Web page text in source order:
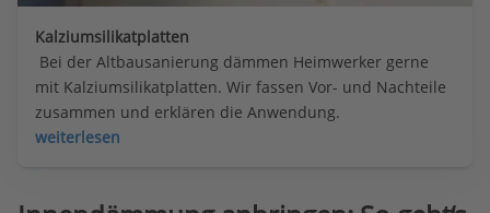
Kalziumsilikatplatten
Bei der Altbausanierung dämmen Heimwerker gerne
mit Kalziumsilikatplatten. Wir fassen Vor- und Nachteile
zusammen und erklären die Anwendung.
weiterlesen